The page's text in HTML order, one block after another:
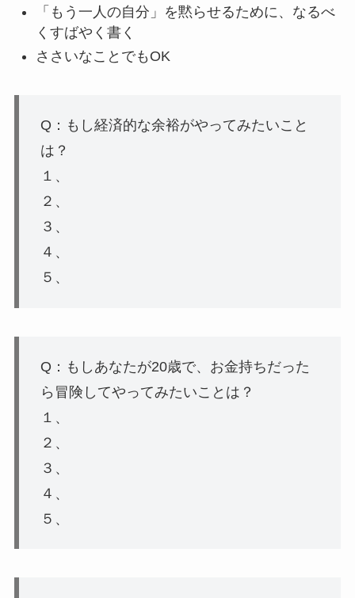
「もう一人の自分」を黙らせるために、なるべ
くすばやく書く
ささいなことでもOK
Q：もし経済的な余裕がやってみたいこと
は？
１、
２、
３、
４、
５、
Q：もしあなたが20歳で、お金持ちだった
ら冒険してやってみたいことは？
１、
２、
３、
４、
５、